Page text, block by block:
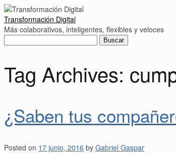
Transformación Digital
Más colaborativos, inteligentes, flexibles y veloces
Tag Archives:
¿Saben tus
Posted on 17 junio, 2016 by Gabriel Gaspar